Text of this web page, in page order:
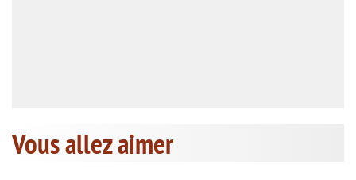
Vous allez aimer